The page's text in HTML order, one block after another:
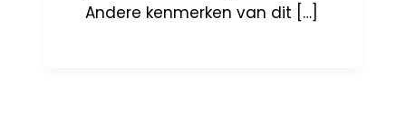
Andere kenmerken van dit […]